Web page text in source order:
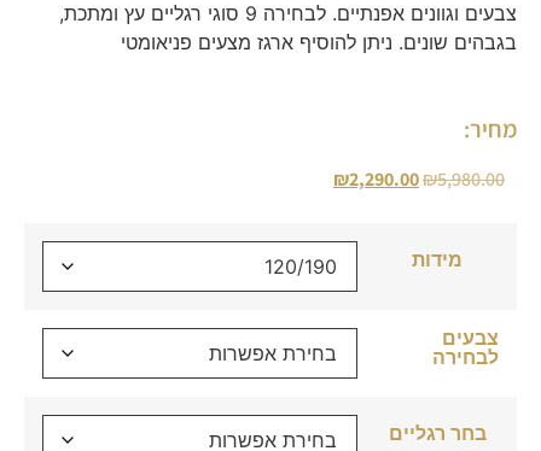
צבעים וגוונים אפנתיים. לבחירה 9 סוגי רגליים עץ ומתכת,
בגבהים שונים. ניתן להוסיף ארגז מצעים פניאומטי
מחיר:
₪5,980.00
₪2,290.00
מידות
צבעים
לבחירה
בחר רגליים